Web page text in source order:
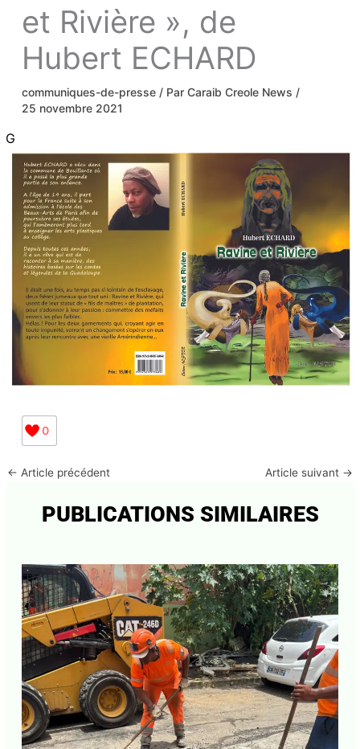
et Rivière », de
Hubert ECHARD
communiques-de-presse / ParCaraib Creole News /
25 novembre 2021
G
0
← Article précédent Article suivant →
PUBLICATIONS SIMILAIRES